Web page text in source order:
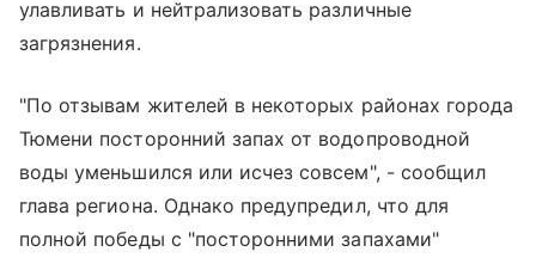
улавливать и нейтрализовать различные
загрязнения.
"По отзывам жителей в некоторых районах города
Тюмени посторонний запах от водопроводной
воды уменьшился или исчез совсем", - сообщил
глава региона. Однако предупредил, что для
полной победы с "посторонними запахами"